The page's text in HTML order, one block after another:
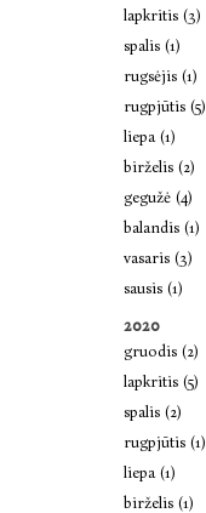
lapkritis (3)
spalis (1)
rugsėjis (1)
rugpjūtis (5)
liepa (1)
birželis (2)
gegužė (4)
balandis (1)
vasaris (3)
sausis (1)
2020
gruodis (2)
lapkritis (5)
spalis (2)
rugpjūtis (1)
liepa (1)
birželis (1)